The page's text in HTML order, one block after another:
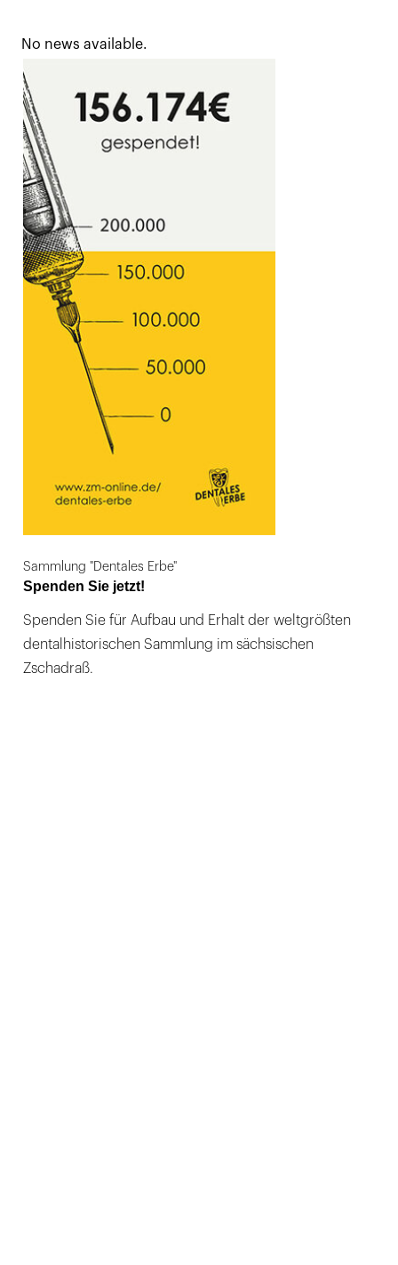
No news available.
Sammlung "Dentales Erbe"
Spenden Sie jetzt!
Spenden Sie für Aufbau und Erhalt der weltgrößten
dentalhistorischen Sammlung im sächsischen
Zschadraß.